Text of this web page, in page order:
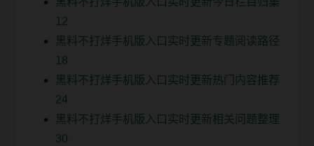
12
黑料不打烊手机版入口实时更新专题阅读路径
18
黑料不打烊手机版入口实时更新热门内容推荐
24
黑料不打烊手机版入口实时更新相关问题整理
30